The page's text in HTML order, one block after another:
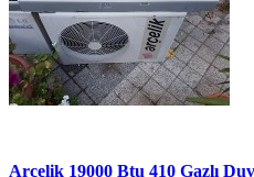
Arçelik 19000 Btu 410 Gazlı